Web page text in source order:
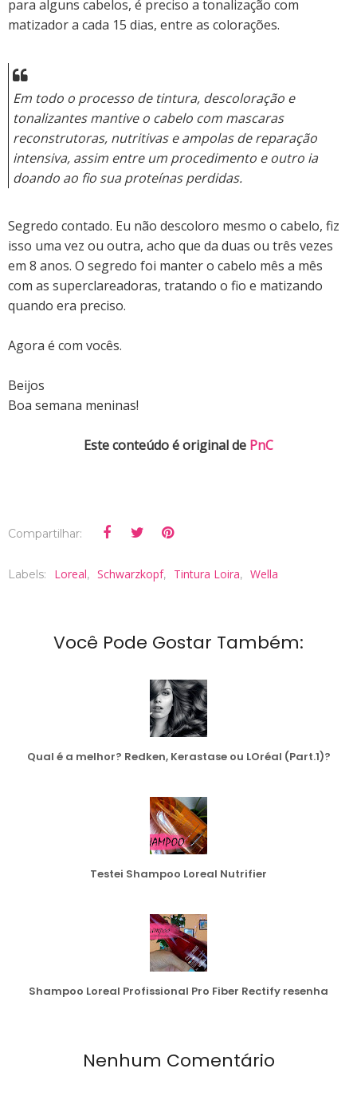
para alguns cabelos, é preciso a tonalização com
matizador a cada 15 dias, entre as colorações.
Em todo o processo de tintura, descoloração e
tonalizantes mantive o cabelo com mascaras
reconstrutoras, nutritivas e ampolas de reparação
intensiva, assim entre um procedimento e outro ia
doando ao fio sua proteínas perdidas.
Segredo contado. Eu não descoloro mesmo o cabelo, fiz
isso uma vez ou outra, acho que da duas ou três vezes
em 8 anos. O segredo foi manter o cabelo mês a mês
com as superclareadoras, tratando o fio e matizando
quando era preciso.
Agora é com vocês.
Beijos
Boa semana meninas!
Este conteúdo é original de PnC
Compartilhar:
Labels: Loreal, Schwarzkopf, Tintura Loira, Wella
Você Pode Gostar Também:
Qual é a melhor? Redken, Kerastase ou LOréal (Part.1)?
Testei Shampoo Loreal Nutrifier
Shampoo Loreal Profissional Pro Fiber Rectify resenha
Nenhum Comentário